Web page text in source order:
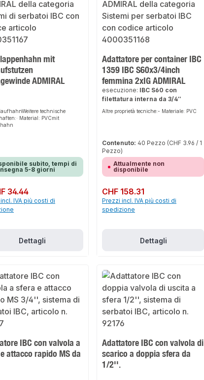
mit
ADMIRAL
technische
Material: PVCmit
subito, tempi di
5-8 giorni
34.44
IVA più costi di
Dettagli
Adattatore per container IBC
1359 IBC S60x3/4inch
femmina 2xIG ADMIRAL
esecuzione: IBC S60 con
filettatura interna da 3/4″
Altre proprietà tecniche:- Materiale: PVC
Contenuto: 40 Pezzo (CHF 3.96 / 1
Pezzo)
Attualmente non
disponibile
Prezzo normale:
CHF 158.31
Prezzi incl. IVA più costi di
spedizione
Dettagli
IBC con valvola a
attacco rapido MS da
Adattatore IBC con valvola di
scarico a doppia sfera da
1/2''.